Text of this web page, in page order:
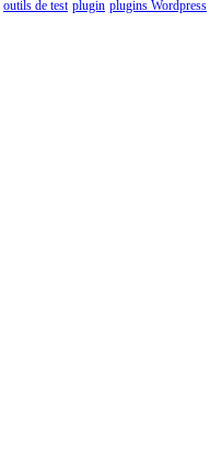
outils de test plugin plugins Wordpress